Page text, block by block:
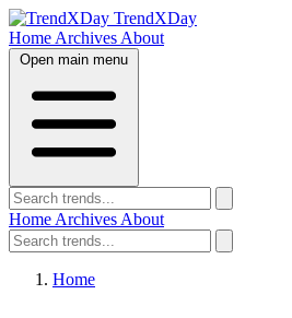
TrendXDay
Home Archives About
Open main menu
Home Archives About
Home